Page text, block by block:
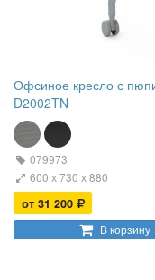
Офсиное кресло с
D2002TN
079973
600 х 730 х 880
от 31 200
В корзину